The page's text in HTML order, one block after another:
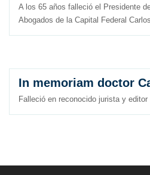
A los 65 años falleció el Presidente
Abogados de la Capital Federal
In memoriam doctor
Falleció en reconocido jurista y